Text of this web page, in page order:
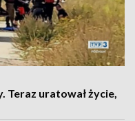
Teraz uratował życie,